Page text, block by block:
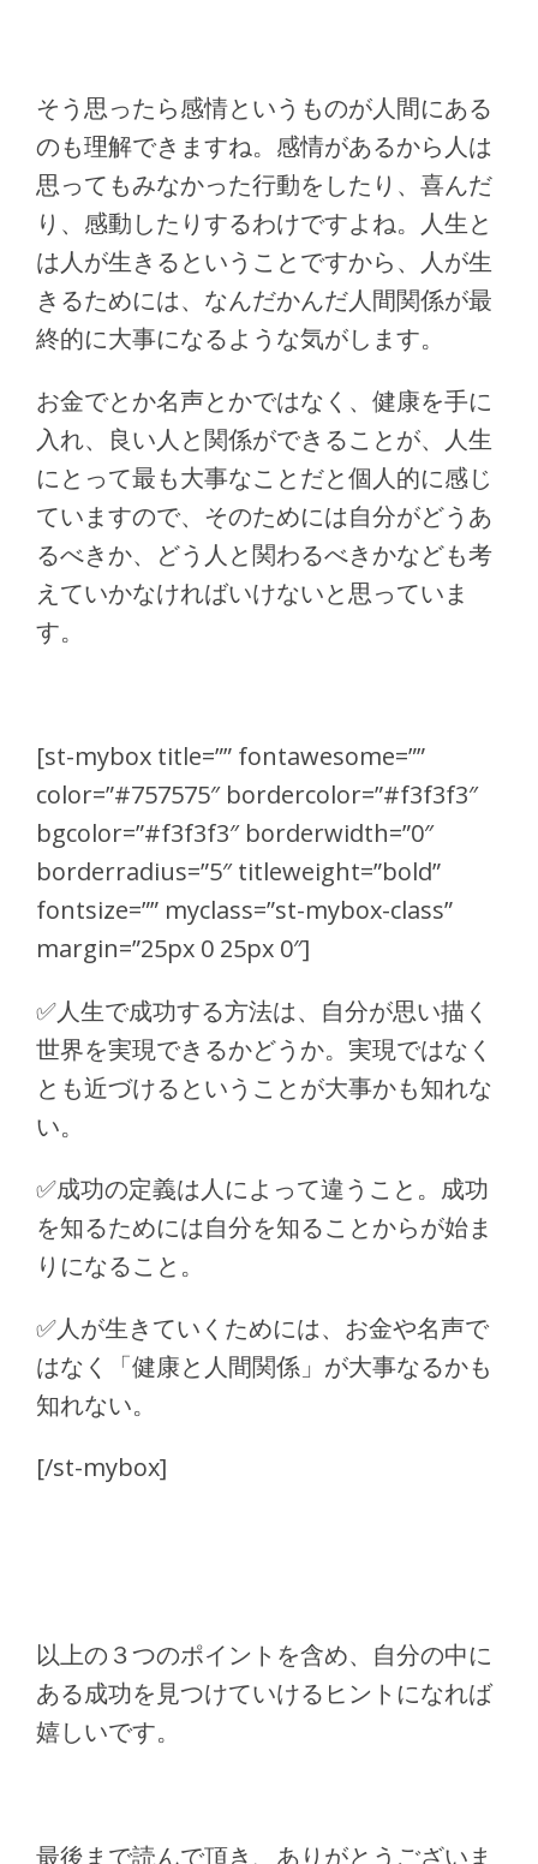
そう思ったら感情というものが人間にある
のも理解できますね。感情があるから人は
思ってもみなかった行動をしたり、喜んだ
り、感動したりするわけですよね。人生と
は人が生きるということですから、人が生
きるためには、なんだかんだ人間関係が最
終的に大事になるような気がします。
お金でとか名声とかではなく、健康を手に
入れ、良い人と関係ができることが、人生
にとって最も大事なことだと個人的に感じ
ていますので、そのためには自分がどうあ
るべきか、どう人と関わるべきかなども考
えていかなければいけないと思っていま
す。
[st-mybox title=”” fontawesome=””
color=”#757575″ bordercolor=”#f3f3f3″
bgcolor=”#f3f3f3″ borderwidth=”0″
borderradius=”5″ titleweight=”bold”
fontsize=”” myclass=”st-mybox-class”
margin=”25px 0 25px 0″]
✅人生で成功する方法は、自分が思い描く
世界を実現できるかどうか。実現ではなく
とも近づけるということが大事かも知れな
い。
✅成功の定義は人によって違うこと。成功
を知るためには自分を知ることからが始ま
りになること。
✅人が生きていくためには、お金や名声で
はなく「健康と人間関係」が大事なるかも
知れない。
[/st-mybox]
以上の３つのポイントを含め、自分の中に
ある成功を見つけていけるヒントになれば
嬉しいです。
最後まで読んで頂き、ありがとうございま